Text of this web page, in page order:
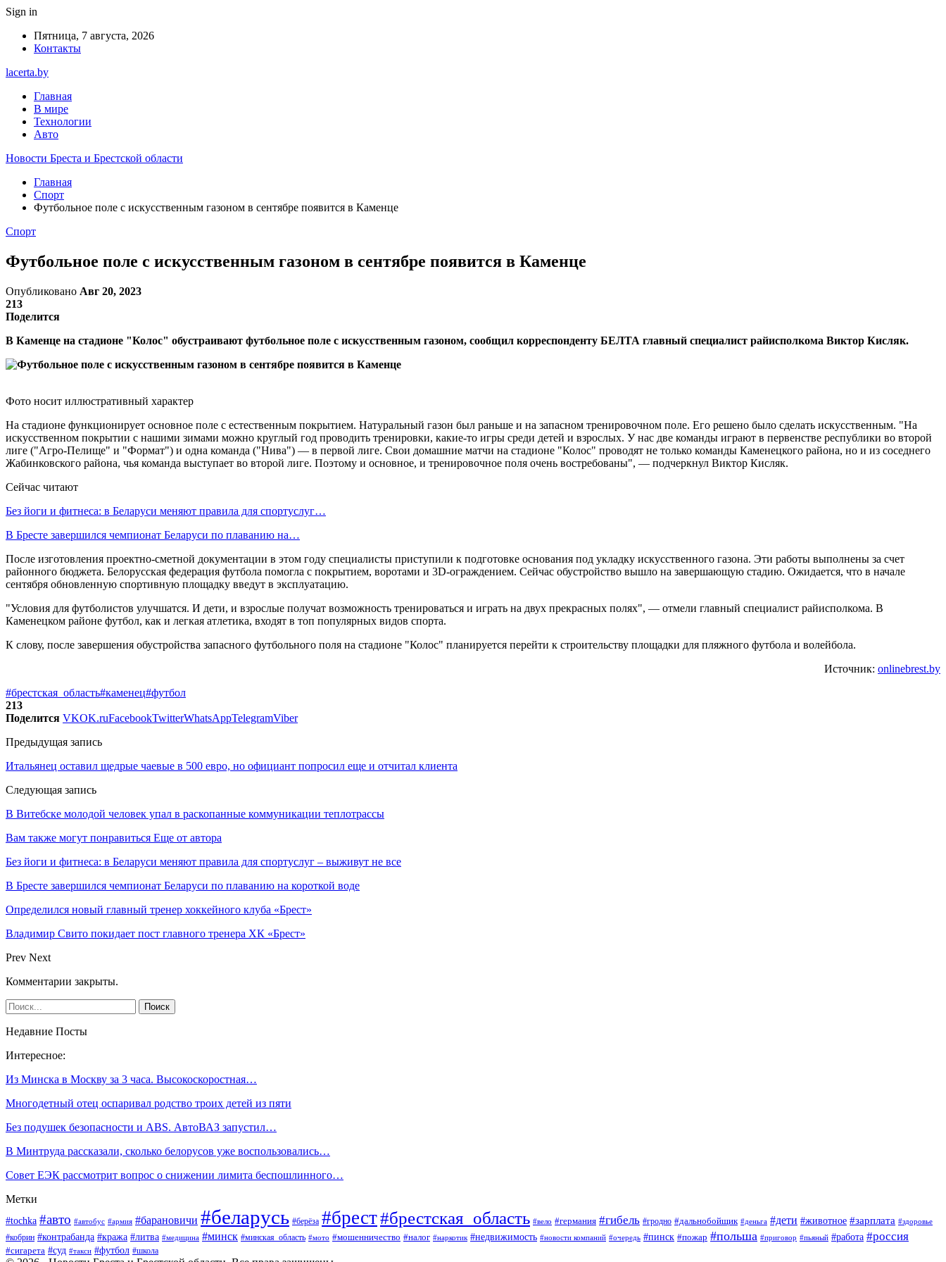
Sign in
Пятница, 7 августа, 2026
Контакты
lacerta.by
Главная
В мире
Технологии
Авто
Новости Бреста и Брестской области
Главная
Спорт
Футбольное поле с искусственным газоном в сентябре появится в Каменце
Спорт
Футбольное поле с искусственным газоном в сентябре появится в Каменце
Опубликовано Авг 20, 2023
213
Поделится
В Каменце на стадионе "Колос" обустраивают футбольное поле с искусственным газоном, сообщил корреспонденту БЕЛТА главный специалист райисполкома Виктор Кисляк.
Фото носит иллюстративный характер
На стадионе функционирует основное поле с естественным покрытием. Натуральный газон был раньше и на запасном тренировочном поле. Его решено было сделать искусственным. "На
искусственном покрытии с нашими зимами можно круглый год проводить тренировки, какие-то игры среди детей и взрослых. У нас две команды играют в первенстве республики во второй
лиге ("Агро-Пелище" и "Формат") и одна команда ("Нива") — в первой лиге. Свои домашние матчи на стадионе "Колос" проводят не только команды Каменецкого района, но и из соседнего
Жабинковского района, чья команда выступает во второй лиге. Поэтому и основное, и тренировочное поля очень востребованы", — подчеркнул Виктор Кисляк.
Сейчас читают
Без йоги и фитнеса: в Беларуси меняют правила для спортуслуг…
В Бресте завершился чемпионат Беларуси по плаванию на…
После изготовления проектно-сметной документации в этом году специалисты приступили к подготовке основания под укладку искусственного газона. Эти работы выполнены за счет
районного бюджета. Белорусская федерация футбола помогла с покрытием, воротами и 3D-ограждением. Сейчас обустройство вышло на завершающую стадию. Ожидается, что в начале
сентября обновленную спортивную площадку введут в эксплуатацию.
"Условия для футболистов улучшатся. И дети, и взрослые получат возможность тренироваться и играть на двух прекрасных полях", — отмели главный специалист райисполкома. В
Каменецком районе футбол, как и легкая атлетика, входят в топ популярных видов спорта.
К слову, после завершения обустройства запасного футбольного поля на стадионе "Колос" планируется перейти к строительству площадки для пляжного футбола и волейбола.
Источник: onlinebrest.by
#брестская_область#каменец#футбол
213
Поделится VKOK.ruFacebookTwitterWhatsAppTelegramViber
Предыдущая запись
Итальянец оставил щедрые чаевые в 500 евро, но официант попросил еще и отчитал клиента
Следующая запись
В Витебске молодой человек упал в раскопанные коммуникации теплотрассы
Вам также могут понравиться Еще от автора
Без йоги и фитнеса: в Беларуси меняют правила для спортуслуг – выживут не все
В Бресте завершился чемпионат Беларуси по плаванию на короткой воде
Определился новый главный тренер хоккейного клуба «Брест»
Владимир Свито покидает пост главного тренера ХК «Брест»
Prev Next
Комментарии закрыты.
Недавние Посты
Интересное:
Из Минска в Москву за 3 часа. Высокоскоростная…
Многодетный отец оспаривал родство троих детей из пяти
Без подушек безопасности и ABS. АвтоВАЗ запустил…
В Минтруда рассказали, сколько белорусов уже воспользовались…
Совет ЕЭК рассмотрит вопрос о снижении лимита беспошлинного…
Метки
#tochka #авто #автобус #армия #барановичи #беларусь #берёза #брест#брестская_область #вело #германия #гибель #гродно #дальнобойщик #деньга #дети #животное #зарплата #здоровье
#кобрин #контрабанда #кража #литва #медицина #минск #минская_область #мото #мошенничество #налог #наркотик #недвижимость #новости компаний #очередь #пинск #пожар #польша #приговор #пьяный #работа #россия
#сигарета #суд #такси #футбол #школа